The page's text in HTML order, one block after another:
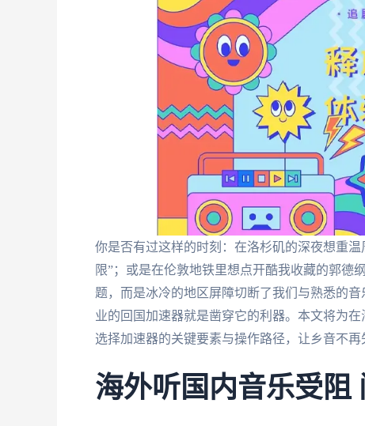
你是否有过这样的时刻：在洛杉矶的深夜想重
限”；或是在伦敦地铁里想点开酷我收藏的郭德
题，而是冰冷的地区屏障切断了我们与熟悉的
业的回国加速器就是凿穿它的利器。本文将为
选择加速器的关键要素与操作路径，让乡音不再
海外听国内音乐受阻